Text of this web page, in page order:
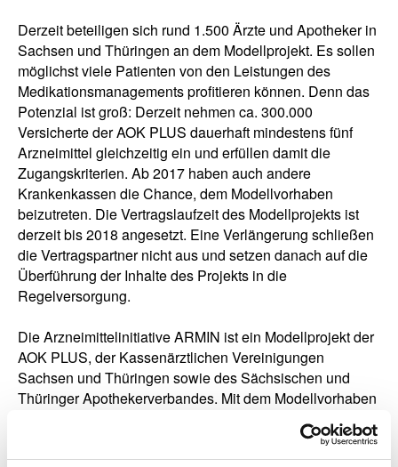
Derzeit beteiligen sich rund 1.500 Ärzte und Apotheker in
Sachsen und Thüringen an dem Modellprojekt. Es sollen
möglichst viele Patienten von den Leistungen des
Medikationsmanagements profitieren können. Denn das
Potenzial ist groß: Derzeit nehmen ca. 300.000
Versicherte der AOK PLUS dauerhaft mindestens fünf
Arzneimittel gleichzeitig ein und erfüllen damit die
Zugangskriterien. Ab 2017 haben auch andere
Krankenkassen die Chance, dem Modellvorhaben
beizutreten. Die Vertragslaufzeit des Modellprojekts ist
derzeit bis 2018 angesetzt. Eine Verlängerung schließen
die Vertragspartner nicht aus und setzen danach auf die
Überführung der Inhalte des Projekts in die
Regelversorgung.
Die Arzneimittelinitiative ARMIN ist ein Modellprojekt der
AOK PLUS, der Kassenärztlichen Vereinigungen
Sachsen und Thüringen sowie des Sächsischen und
Thüringer Apothekerverbandes. Mit dem Modellvorhaben
Medikationsmanagement soll vor allem chronisch